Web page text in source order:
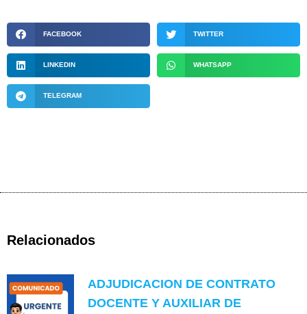
FACEBOOK TWITTER
LINKEDIN WHATSAPP
TELEGRAM
Relacionados
ADJUDICACION DE CONTRATO
DOCENTE Y AUXILIAR DE